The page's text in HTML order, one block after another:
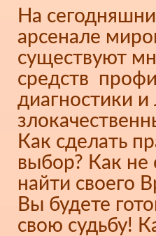
На
арсенале
существуют
средств
диагностики и
Как сделать
выбор? Как не
найти своего
Вы будете
свою судьбу!